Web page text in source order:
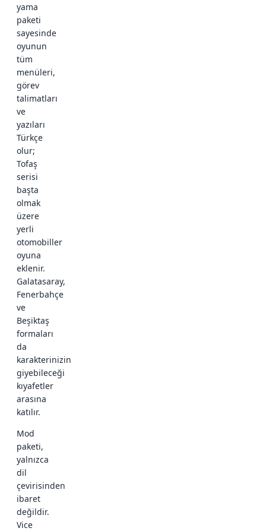
yama
paketi
sayesinde
oyunun
tüm
menüleri,
görev
talimatları
ve
yazıları
Türkçe
olur;
Tofaş
serisi
başta
olmak
üzere
yerli
otomobiller
oyuna
eklenir.
Galatasaray,
Fenerbahçe
ve
Beşiktaş
formaları
da
karakterinizin
giyebileceği
kıyafetler
arasına
katılır.
Mod
paketi,
yalnızca
dil
çevirisinden
ibaret
değildir.
Vice